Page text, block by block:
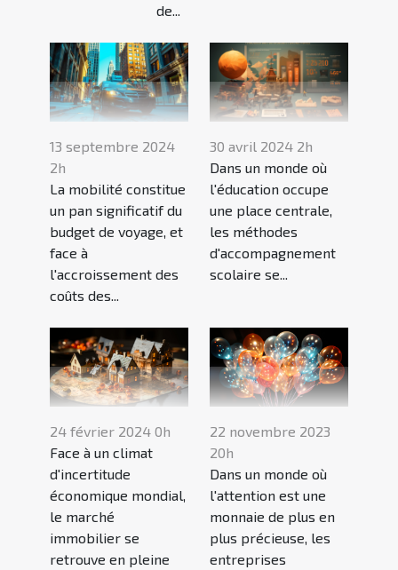
de...
13 septembre 2024
2h
La mobilité constitue
un pan significatif du
budget de voyage, et
face à
l'accroissement des
coûts des...
30 avril 2024 2h
Dans un monde où
l'éducation occupe
une place centrale,
les méthodes
d'accompagnement
scolaire se...
24 février 2024 0h
Face à un climat
d'incertitude
économique mondial,
le marché
immobilier se
retrouve en pleine
22 novembre 2023
20h
Dans un monde où
l'attention est une
monnaie de plus en
plus précieuse, les
entreprises